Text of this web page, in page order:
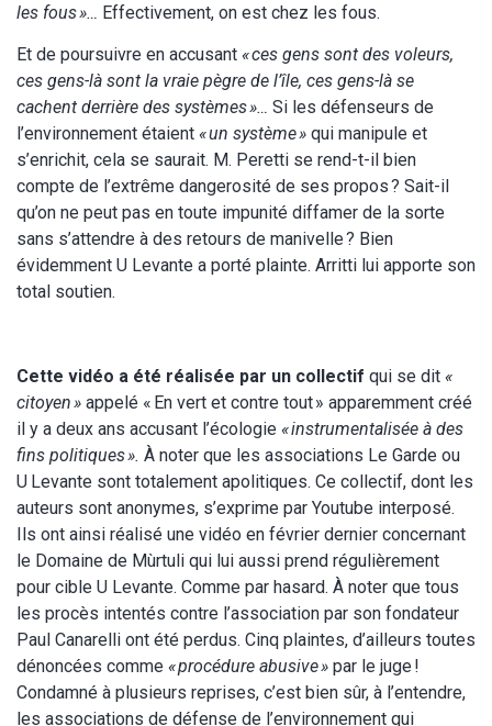
les fous »… Effectivement, on est chez les fous.
Et de poursuivre en accusant « ces gens sont des voleurs,
ces gens-là sont la vraie pègre de l’île, ces gens-là se
cachent derrière des systèmes »… Si les défenseurs de
l’environnement étaient « un système » qui manipule et
s’enrichit, cela se saurait. M. Peretti se rend-t-il bien
compte de l’extrême dangerosité de ses propos ? Sait-il
qu’on ne peut pas en toute impunité diffamer de la sorte
sans s’attendre à des retours de manivelle ? Bien
évidemment U Levante a porté plainte. Arritti lui apporte son
total soutien.
Cette vidéo a été réalisée par un collectif qui se dit «
citoyen » appelé « En vert et contre tout » apparemment créé
il y a deux ans accusant l’écologie « instrumentalisée à des
fins politiques ». À noter que les associations Le Garde ou
U Levante sont totalement apolitiques. Ce collectif, dont les
auteurs sont anonymes, s’exprime par Youtube interposé.
Ils ont ainsi réalisé une vidéo en février dernier concernant
le Domaine de Mùrtuli qui lui aussi prend régulièrement
pour cible U Levante. Comme par hasard. À noter que tous
les procès intentés contre l’association par son fondateur
Paul Canarelli ont été perdus. Cinq plaintes, d’ailleurs toutes
dénoncées comme « procédure abusive » par le juge !
Condamné à plusieurs reprises, c’est bien sûr, à l’entendre,
les associations de défense de l’environnement qui